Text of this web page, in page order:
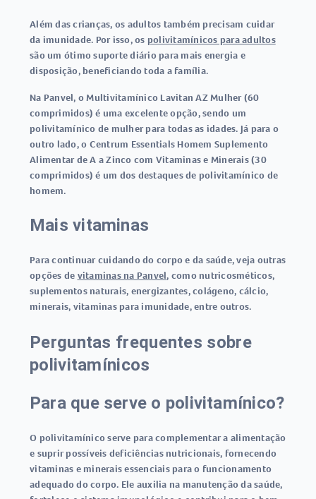
Além das crianças, os adultos também precisam cuidar
da imunidade. Por isso, os polivitamínicos para adultos
são um ótimo suporte diário para mais energia e
disposição, beneficiando toda a família.
Na Panvel, o Multivitamínico Lavitan AZ Mulher (60
comprimidos) é uma excelente opção, sendo um
polivitamínico de mulher para todas as idades. Já para o
outro lado, o Centrum Essentials Homem Suplemento
Alimentar de A a Zinco com Vitaminas e Minerais (30
comprimidos) é um dos destaques de polivitamínico de
homem.
Mais vitaminas
Para continuar cuidando do corpo e da saúde, veja outras
opções de vitaminas na Panvel, como nutricosméticos,
suplementos naturais, energizantes, colágeno, cálcio,
minerais, vitaminas para imunidade, entre outros.
Perguntas frequentes sobre
polivitamínicos
Para que serve o polivitamínico?
O polivitamínico serve para complementar a alimentação
e suprir possíveis deficiências nutricionais, fornecendo
vitaminas e minerais essenciais para o funcionamento
adequado do corpo. Ele auxilia na manutenção da saúde,